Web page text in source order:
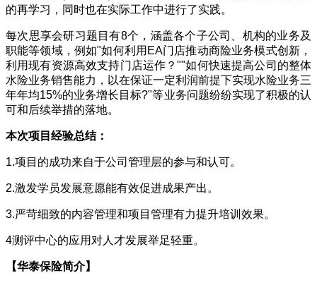
的再学习，同时也在实际工作中进行了实践。
每次思享会研习题目有8个，涵盖各个子公司、机构的业务及
职能等领域，例如"如何利用 EA门店推动商险业务模式创新，
利用现有资源高效支持门店运作？""如何快速提高公司的整体
水险业务销售能力，以在保证一定利润前提下实现水险业务三
年年均15%的业务增长目标?"等业务问题纷纷实现了积极的认
可和后续举措的落地。
本次项目经验总结：
1.项目的成功来自于公司管理层的参与和认可。
2.激发学员发展意愿能有效促进成果产出。
3.严苛细致的内容管理和项目管理有力提升培训效果。
4测评中心的应用对人才发展举足轻重。
【华泰保险简介】